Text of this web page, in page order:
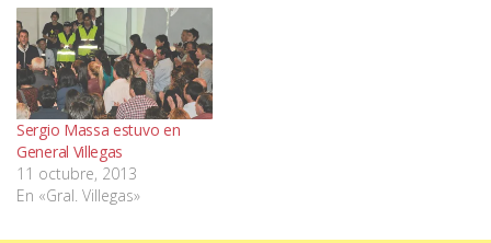
Sergio Massa estuvo en
General Villegas
11 octubre, 2013
En «Gral. Villegas»